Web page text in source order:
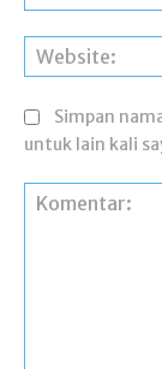
Simpan
untuk lain kali